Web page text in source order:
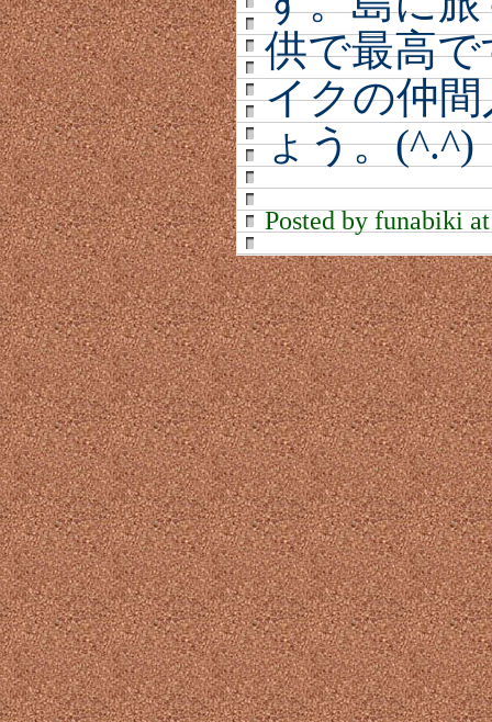
供で最高
イクの仲
ょう。(^.^)
Posted by funabiki